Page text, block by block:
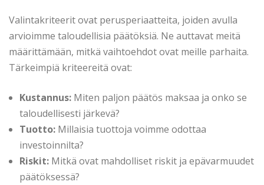
Valintakriteerit ovat perusperiaatteita, joiden avulla
arvioimme taloudellisia päätöksiä. Ne auttavat meitä
määrittämään, mitkä vaihtoehdot ovat meille parhaita.
Tärkeimpiä kriteereitä ovat:
Kustannus: Miten paljon päätös maksaa ja onko se
taloudellisesti järkevä?
Tuotto: Millaisia tuottoja voimme odottaa
investoinnilta?
Riskit: Mitkä ovat mahdolliset riskit ja epävarmuudet
päätöksessä?